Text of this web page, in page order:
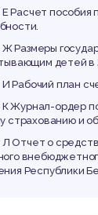
пособия
детей в
план
ордер по
страхованию и
Отчет о
Республики